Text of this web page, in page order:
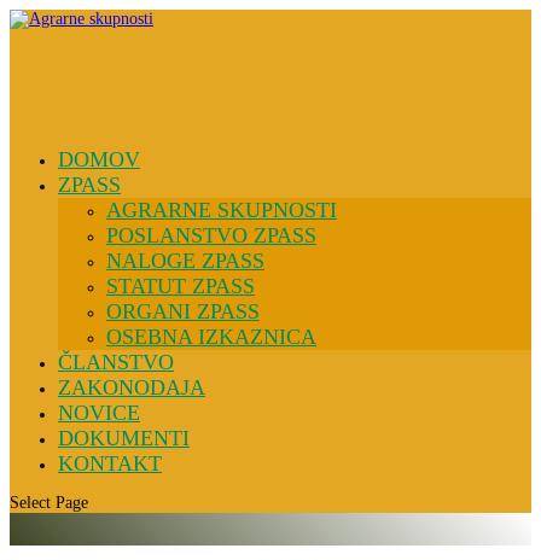
DOMOV
ZPASS
AGRARNE SKUPNOSTI
POSLANSTVO ZPASS
NALOGE ZPASS
STATUT ZPASS
ORGANI ZPASS
OSEBNA IZKAZNICA
ČLANSTVO
ZAKONODAJA
NOVICE
DOKUMENTI
KONTAKT
Select Page